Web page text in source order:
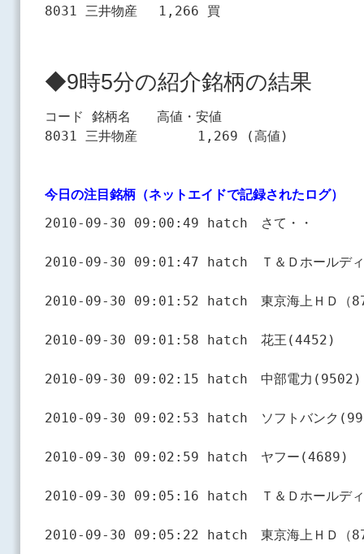
◆9時5分の紹介銘柄の結果
コード 銘柄名　　高値・安値
今日の注目銘柄（ネットエイドで記録されたログ）
2010-09-30 09:00:49 hatch　さて・・
2010-09-30 09:01:47 hatch　Ｔ＆Ｄホールデ
2010-09-30 09:01:52 hatch　東京海上ＨＤ（
2010-09-30 09:01:58 hatch　花王(4452)
2010-09-30 09:02:15 hatch　中部電力(9502)
2010-09-30 09:02:53 hatch　ソフトバンク
2010-09-30 09:02:59 hatch　ヤフー(4689)
2010-09-30 09:05:16 hatch　Ｔ＆Ｄホールデ
2010-09-30 09:05:22 hatch　東京海上ＨＤ（